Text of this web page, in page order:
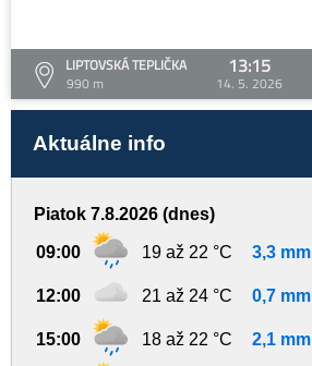
LIPTOVSKÁ TEPLIČKA
990 m
13:15
14. 5. 2026
Aktuálne info
Piatok 7.8.2026 (dnes)
09:00 19 až 22 °C 3,3 mm
12:00 21 až 24 °C 0,7 mm
15:00 18 až 22 °C 2,1 mm